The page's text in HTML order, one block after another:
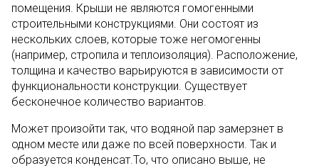
помещения. Крыши не являются гомогенными
строительными конструкциями. Они состоят из
нескольких слоев, которые тоже негомогенны
(например, стропила и теплоизоляция). Расположение,
толщина и качество варьируются в зависимости от
функциональности конструкции. Существует
бесконечное количество вариантов.
Может произойти так, что водяной пар замерзнет в
одном месте или даже по всей поверхности. Так и
образуется конденсат.То, что описано выше, не